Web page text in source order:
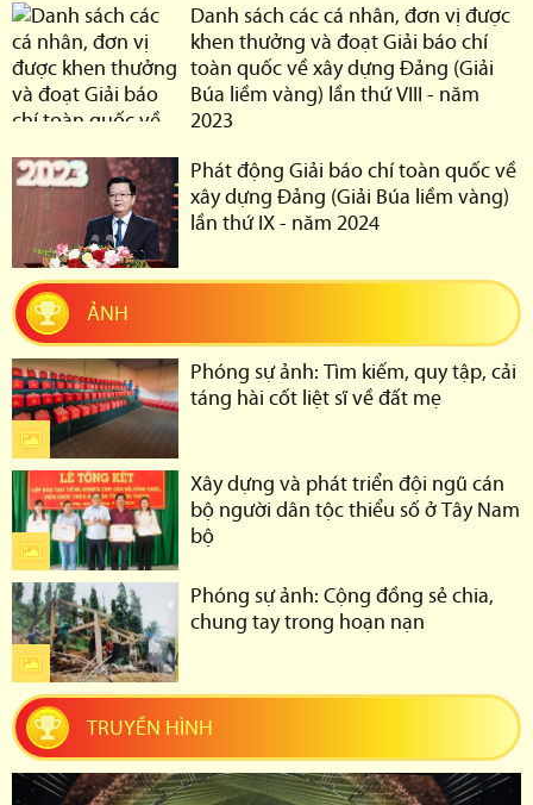
Danh sách các cá nhân, đơn vị được
khen thưởng và đoạt Giải báo chí
toàn quốc về xây dựng Đảng (Giải
Búa liềm vàng) lần thứ VIII - năm
2023
Phát động Giải báo chí toàn quốc về
xây dựng Đảng (Giải Búa liềm vàng)
lần thứ IX - năm 2024
ẢNH
Phóng sự ảnh: Tìm kiếm, quy tập, cải
táng hài cốt liệt sĩ về đất mẹ
Xây dựng và phát triển đội ngũ cán
bộ người dân tộc thiểu số ở Tây Nam
bộ
Phóng sự ảnh: Cộng đồng sẻ chia,
chung tay trong hoạn nạn
TRUYỀN HÌNH